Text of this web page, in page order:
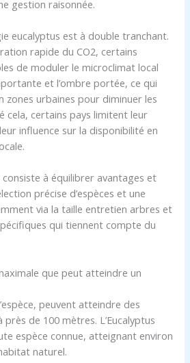
gestion raisonnée.
eucalyptus est à double tranchant.
rapide du CO2, certains
de moduler le microclimat local
et l’ombre portée, ce qui
zones urbaines pour diminuer les
cela, certains pays limitent leur
influence sur la disponibilité en
à équilibrer avantages et
précise d’espèces et une
via la taille entretien arbres et
qui tiennent compte du
que peut atteindre un
peuvent atteindre des
de 100 mètres. L’Eucalyptus
espèce connue, atteignant environ
naturel.